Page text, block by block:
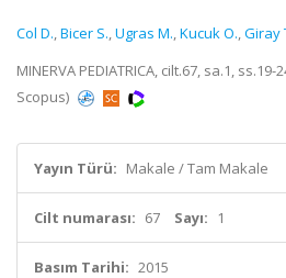
Col D.,Bicer S.,Ugras M.,Kucuk O.,Giray
MINERVA PEDIATRICA, cilt.67, sa.1,
Scopus)
Yayın Türü: Makale / Tam Makale
Cilt numarası: 67 Sayı: 1
Basım Tarihi: 2015